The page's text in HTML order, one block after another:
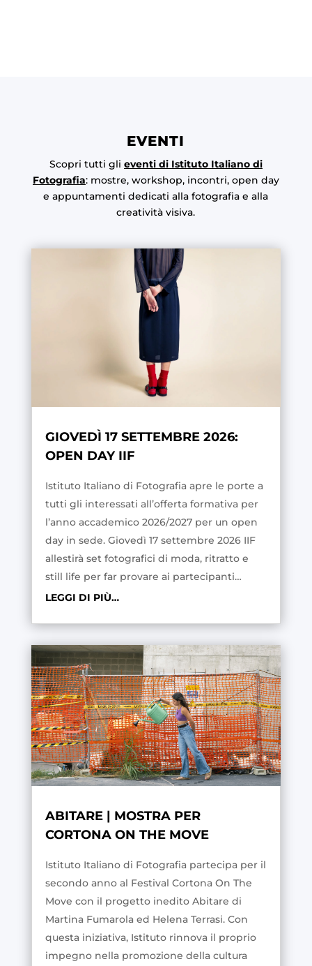
EVENTI
Scopri tutti gli eventi di Istituto Italiano di
Fotografia: mostre, workshop, incontri, open day
e appuntamenti dedicati alla fotografia e alla
creatività visiva.
GIOVEDÌ 17 SETTEMBRE 2026:
OPEN DAY IIF
Istituto Italiano di Fotografia apre le porte a
tutti gli interessati all’offerta formativa per
l’anno accademico 2026/2027 per un open
day in sede. Giovedì 17 settembre 2026 IIF
allestirà set fotografici di moda, ritratto e
still life per far provare ai partecipanti…
LEGGI DI PIÙ…
ABITARE | MOSTRA PER
CORTONA ON THE MOVE
Istituto Italiano di Fotografia partecipa per il
secondo anno al Festival Cortona On The
Move con il progetto inedito Abitare di
Martina Fumarola ed Helena Terrasi. Con
questa iniziativa, Istituto rinnova il proprio
impegno nella promozione della cultura